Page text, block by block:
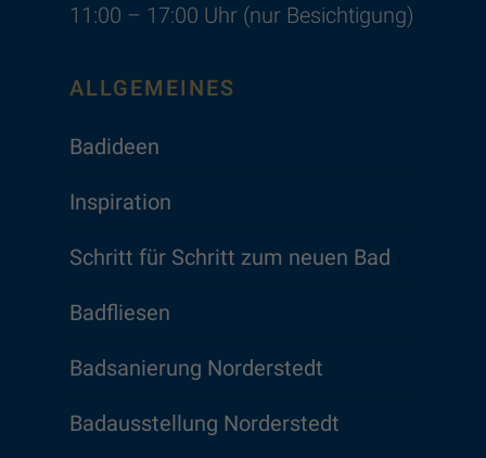
11:00 – 17:00 Uhr (nur Besichtigung)
ALLGEMEINES
Badideen
Inspiration
Schritt für Schritt zum neuen Bad
Badfliesen
Badsanierung Norderstedt
Badausstellung Norderstedt